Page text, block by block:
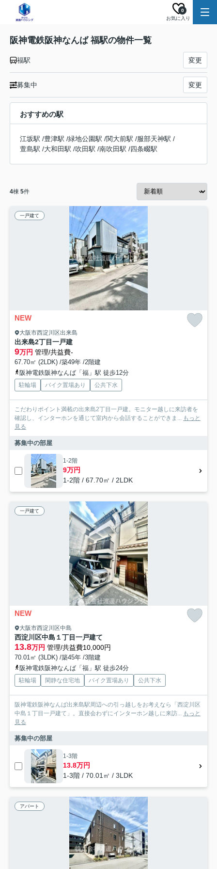
お気に入り
0
阪神電鉄阪神なんば 福駅の物件一覧
福駅 変更
募集中 変更
おすすめの駅
江坂駅 /豊津駅 /緑地公園駅 /関大前駅 /服部天神駅 /
萱島駅 /大和田駅 /吹田駅 /南吹田駅 /四条畷駅
4棟 5件
一戸建て
NEW
大阪市西淀川区出来島
出来島2丁目一戸建
9万円 管理/共益費-
67.70㎡ (2LDK) /築49年 /2階建
阪神電鉄阪神なんば「福」駅 徒歩12分
駐輪場 バイク置場あり 公共下水
こだわりポイント満載の出来島2丁目一戸建。モニター越しに来訪者を
確認し、インターホンを通じて室内から会話することができま... もっと
見る
募集中の部屋
1-2階
9万円
1-2階 / 67.70㎡ / 2LDK
一戸建て
NEW
大阪市西淀川区中島
西淀川区中島１丁目一戸建て
13.8万円 管理/共益費10,000円
70.01㎡ (3LDK) /築45年 /3階建
阪神電鉄阪神なんば「福」駅 徒歩24分
駐輪場 閑静な住宅地 バイク置場あり 公共下水
阪神電鉄阪神なんば出来島駅周辺への引っ越しをお考えなら「西淀川区
中島１丁目一戸建て」。直接会わずにインターホン越しに来訪... もっと
見る
募集中の部屋
1-3階
13.8万円
1-3階 / 70.01㎡ / 3LDK
アパート